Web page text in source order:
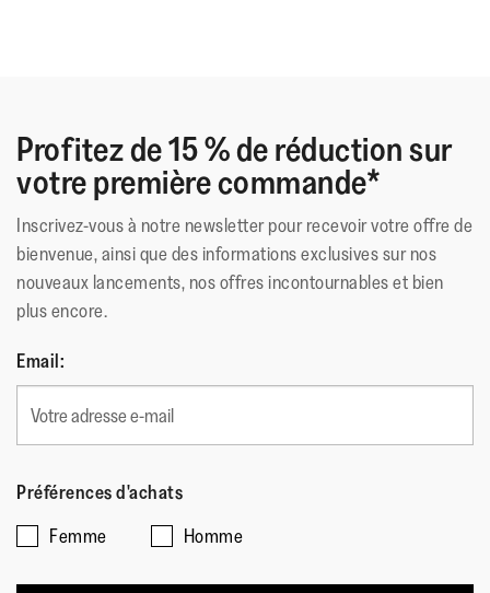
Profitez de 15 % de réduction sur
votre première commande*
Inscrivez-vous à notre newsletter pour recevoir votre offre de
bienvenue, ainsi que des informations exclusives sur nos
nouveaux lancements, nos offres incontournables et bien
plus encore.
Email:
Préférences d'achats
Femme
Homme